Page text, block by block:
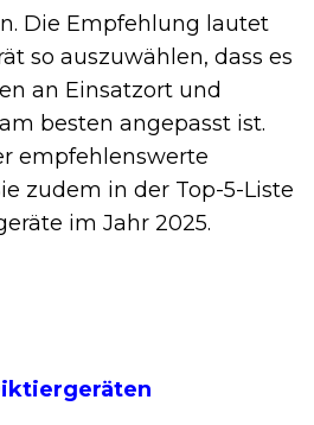
Die Empfehlung lautet
so auszuwählen, dass es
an Einsatzort und
besten angepasst ist.
empfehlenswerte
zudem in der Top-5-Liste
im Jahr 2025.